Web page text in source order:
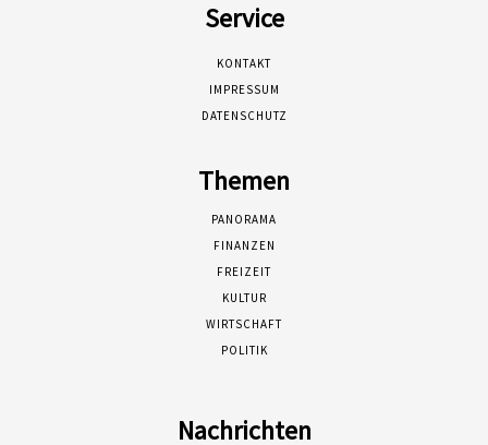
Service
KONTAKT
IMPRESSUM
DATENSCHUTZ
Themen
PANORAMA
FINANZEN
FREIZEIT
KULTUR
WIRTSCHAFT
POLITIK
Nachrichten